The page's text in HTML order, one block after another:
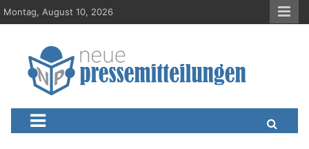
S
k
Montag, August 10, 2026
Neue-
Presseportal, Nachrichten, News, Meldungen, Wirtschaft